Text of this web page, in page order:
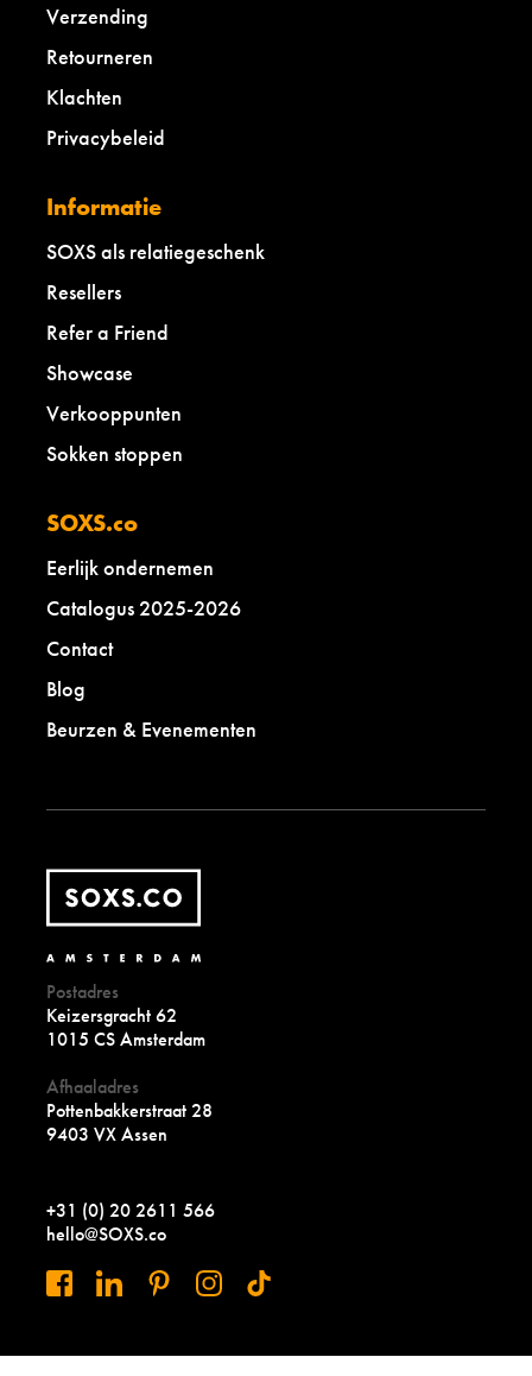
Verzending
Retourneren
Klachten
Privacybeleid
Informatie
SOXS als relatiegeschenk
Resellers
Refer a Friend
Showcase
Verkooppunten
Sokken stoppen
SOXS.co
Eerlijk ondernemen
Catalogus 2025-2026
Contact
Blog
Beurzen & Evenementen
Postadres
Keizersgracht 62
1015 CS Amsterdam
Afhaaladres
Pottenbakkerstraat 28
9403 VX Assen
+31 (0) 20 2611 566
hello@SOXS.co